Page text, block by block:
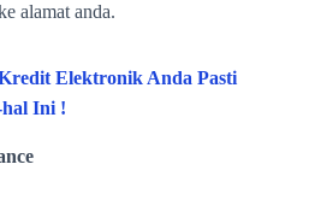
alamat anda.
Elektronik Anda Pasti
Ini !